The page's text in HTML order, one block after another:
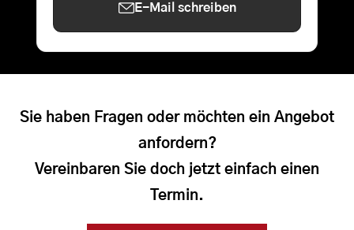
E-Mail schreiben
Sie haben Fragen oder möchten ein Angebot
anfordern?
Vereinbaren Sie doch jetzt einfach einen
Termin.